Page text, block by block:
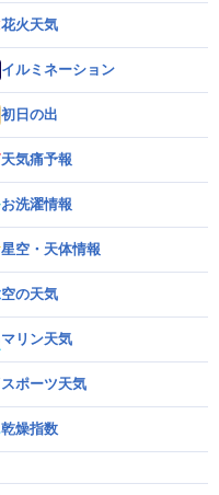
花火天気
イルミネーション
初日の出
天気痛予報
お洗濯情報
星空・天体情報
空の天気
マリン天気
スポーツ天気
乾燥指数